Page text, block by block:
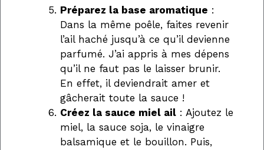
Préparez la base aromatique :
Dans la même poêle, faites revenir
l’ail haché jusqu’à ce qu’il devienne
parfumé. J’ai appris à mes dépens
qu’il ne faut pas le laisser brunir.
En effet, il deviendrait amer et
gâcherait toute la sauce !
Créez la sauce miel ail : Ajoutez le
miel, la sauce soja, le vinaigre
balsamique et le bouillon. Puis,